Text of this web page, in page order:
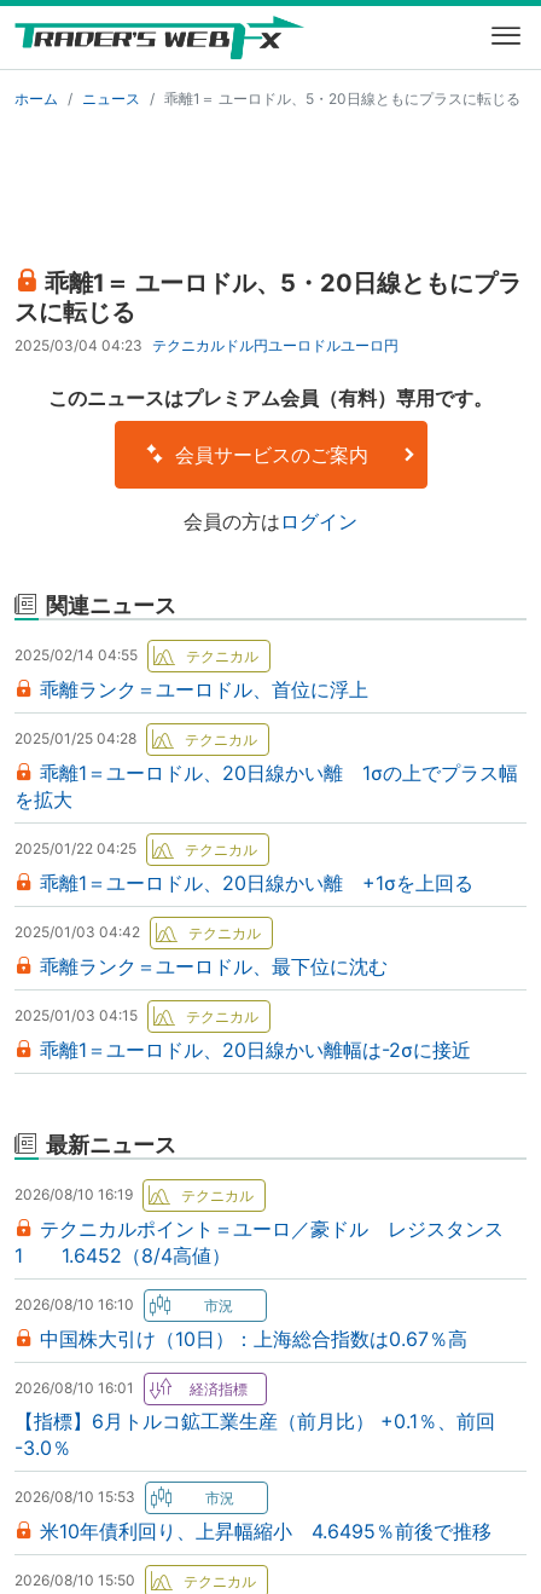
ホーム ニュース 乖離1＝ ユーロドル、5・20日線ともにプラスに転じる
乖離1＝ ユーロドル、5・20日線ともにプラ
スに転じる
2025/03/04 04:23 テクニカル ドル円ユーロドルユーロ円
このニュースはプレミアム会員（有料）専用です。
会員サービスのご案内
会員の方は ログイン
関連ニュース
2025/02/14 04:55
乖離ランク＝ユーロドル、首位に浮上
2025/01/25 04:28
乖離1＝ユーロドル、20日線かい離 1σの上でプラス幅
を拡大
2025/01/22 04:25
乖離1＝ユーロドル、20日線かい離 +1σを上回る
2025/01/03 04:42
乖離ランク＝ユーロドル、最下位に沈む
2025/01/03 04:15
乖離1＝ユーロドル、20日線かい離幅は-2σに接近
最新ニュース
2026/08/10 16:19
テクニカルポイント＝ユーロ／豪ドル レジスタンス
1 1.6452（8/4高値）
2026/08/10 16:10
中国株大引け（10日）：上海総合指数は0.67％高
2026/08/10 16:01
【指標】6月トルコ鉱工業生産（前月比） +0.1％、前回
-3.0％
2026/08/10 15:53
米10年債利回り、上昇幅縮小 4.6495％前後で推移
2026/08/10 15:50